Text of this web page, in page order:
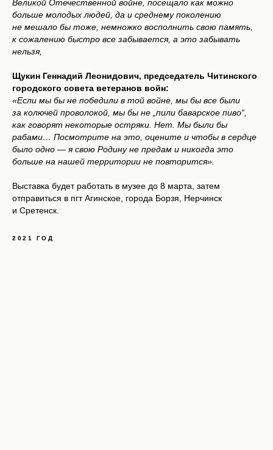
Великой Отечественной войне, посещало как можно
больше молодых людей, да и среднему поколению
не мешало бы тоже, немножко восполнить свою память,
к сожалению быстро все забывается, а это забывать
нельзя,
Щукин Геннадий Леонидович, председатель Читинского
городского совета ветеранов войн:
«Если мы бы не победили в той войне, мы бы все были
за колючей проволокой, мы бы не „пили баварское пиво“,
как говорят некоторые остряки. Нет. Мы были бы
рабами… Посмотрите на это, оцените и чтобы в сердце
было одно — я свою Родину не предам и никогда это
больше на нашей территории не повторится».
Выставка будет работать в музее до 8 марта, затем
отправиться в пгт Агинское, города Борзя, Нерчинск
и Сретенск.
2021 ГОД